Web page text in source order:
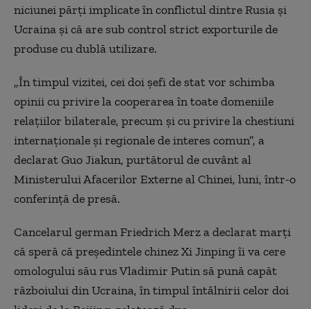
niciunei părţi implicate în conflictul dintre Rusia şi
Ucraina şi că are sub control strict exporturile de
produse cu dublă utilizare.
„În timpul vizitei, cei doi şefi de stat vor schimba
opinii cu privire la cooperarea în toate domeniile
relaţiilor bilaterale, precum şi cu privire la chestiuni
internaţionale şi regionale de interes comun”, a
declarat Guo Jiakun, purtătorul de cuvânt al
Ministerului Afacerilor Externe al Chinei, luni, într-o
conferinţă de presă.
Cancelarul german Friedrich Merz a declarat marţi
că speră că preşedintele chinez Xi Jinping îi va cere
omologului său rus Vladimir Putin să pună capăt
războiului din Ucraina, în timpul întâlnirii celor doi